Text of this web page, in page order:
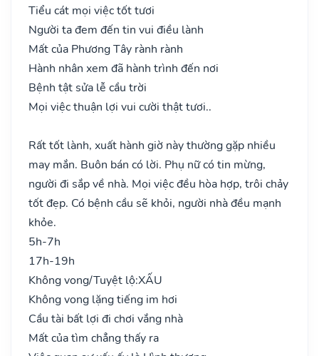
Tiểu cát mọi việc tốt tươi
Người ta đem đến tin vui điều lành
Mất của Phương Tây rành rành
Hành nhân xem đã hành trình đến nơi
Bệnh tật sửa lễ cầu trời
Mọi việc thuận lợi vui cười thật tươi..
Rất tốt lành, xuất hành giờ này thường gặp nhiều
may mắn. Buôn bán có lời. Phụ nữ có tin mừng,
người đi sắp về nhà. Mọi việc đều hòa hợp, trôi chảy
tốt đẹp. Có bệnh cầu sẽ khỏi, người nhà đều mạnh
khỏe.
5h-7h
17h-19h
Không vong/Tuyệt lộ:XẤU
Không vong lặng tiếng im hơi
Cầu tài bất lợi đi chơi vắng nhà
Mất của tìm chẳng thấy ra